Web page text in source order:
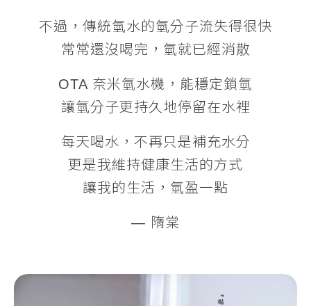
不過，傳統氫水的氫分子流失得很快
常常還沒喝完，氫就已經消散
OTA 奈米氫水機，能穩定鎖氫
讓氫分子更持久地停留在水裡
每天喝水，不再只是補充水分
更是我維持健康生活的方式
讓我的生活，氫盈一點
— 隋棠